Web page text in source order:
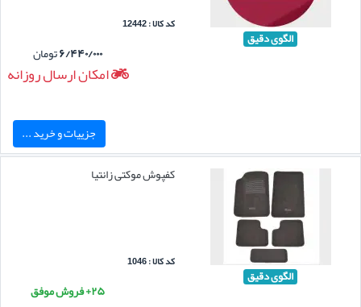
الگوی دقیق
کد کالا : 12442
۶/۴۴۰/۰۰۰تومان
امکان ارسال روزانه
جزییات و خرید ...
الگوی دقیق
کفپوش موکتی زانتیا
کد کالا : 1046
۲۵+ فروش موفق